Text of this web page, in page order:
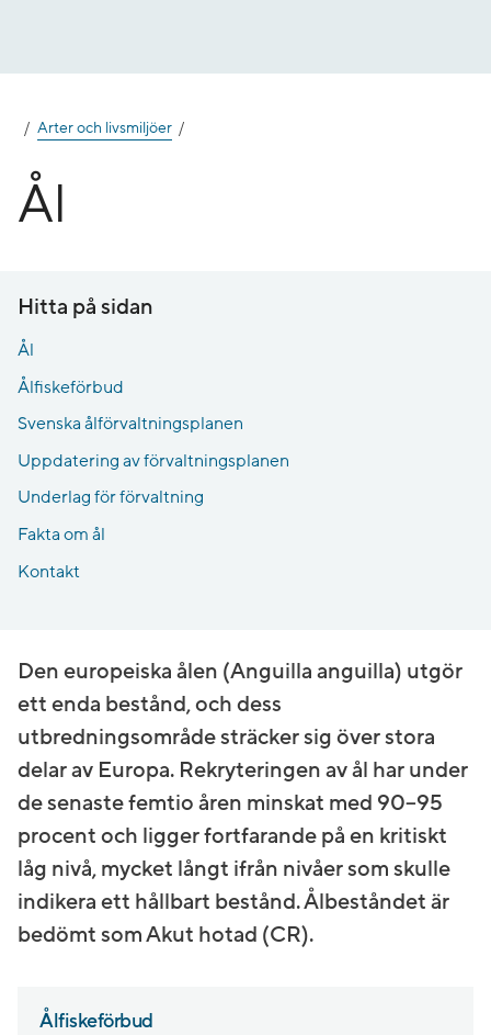
Arter och livsmiljöer
Ål
Hitta på sidan
Ål
Ålfiskeförbud
Svenska ålförvaltningsplanen
Uppdatering av förvaltningsplanen
Underlag för förvaltning
Fakta om ål
Kontakt
Den europeiska ålen (Anguilla anguilla) utgör
ett enda bestånd, och dess
utbredningsområde sträcker sig över stora
delar av Europa. Rekryteringen av ål har under
de senaste femtio åren minskat med 90–95
procent och ligger fortfarande på en kritiskt
låg nivå, mycket långt ifrån nivåer som skulle
indikera ett hållbart bestånd. Ålbeståndet är
bedömt som Akut hotad (CR).
Ålfiskeförbud